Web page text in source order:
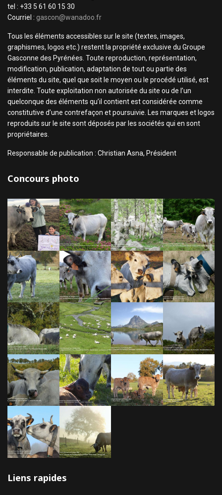
tel : +33 5 61 60 15 30
Courriel : gascon@wanadoo.fr
Tous les éléments accessibles sur le site (textes, images,
graphismes, logos etc.) restent la propriété exclusive du Groupe
Gasconne des Pyrénées. Toute reproduction, représentation,
modification, publication, adaptation de tout ou partie des
éléments du site, quel que soit le moyen ou le procédé utilisé, est
interdite. Toute exploitation non autorisée du site ou de l’un
quelconque des éléments qu’il contient est considérée comme
constitutive d’une contrefaçon et poursuivie. Les marques et logos
reproduits sur le site sont déposés par les sociétés qui en sont
propriétaires.
Responsable de publication : Christian Asna, Président
Concours photo
Liens rapides